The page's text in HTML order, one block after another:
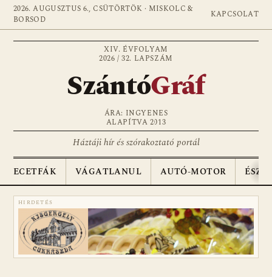
2026. AUGUSZTUS 6., CSÜTÖRTÖK · MISKOLC &
BORSOD
KAPCSOLAT
XIV. ÉVFOLYAM
2026 / 32. LAPSZÁM
SzántóGráf
ÁRA: INGYENES
ALAPÍTVA 2013
Háztáji hír és szórakoztató portál
ECETFÁK VÁGATLANUL AUTÓ-MOTOR
HIRDETÉS